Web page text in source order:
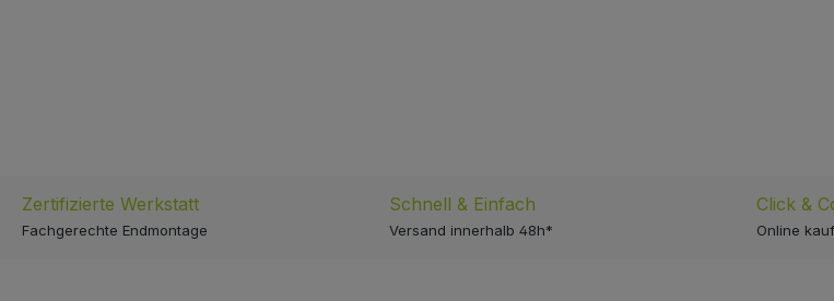
Zertifizierte Werkstatt
Fachgerechte Endmontage
Schnell & Einfach
Versand innerhalb 48h*
Click &
Online